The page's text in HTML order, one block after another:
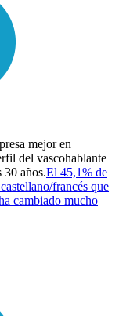
mejor en
del vascohablante
30 años.El 45,1% de
francés que
cambiado mucho